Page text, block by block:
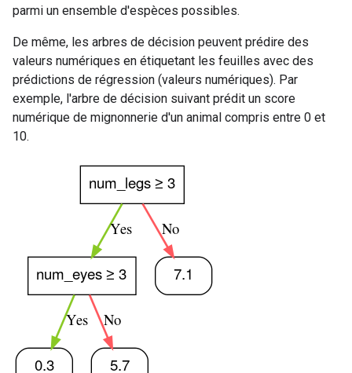
parmi un ensemble d'espèces possibles.
De même, les arbres de décision peuvent prédire des
valeurs numériques en étiquetant les feuilles avec des
prédictions de régression (valeurs numériques). Par
exemple, l'arbre de décision suivant prédit un score
numérique de mignonnerie d'un animal compris entre 0 et
10.